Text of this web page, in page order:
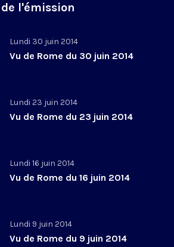
l'émission
Lundi 30 juin 2014
Vu de Rome du 30 juin 2014
Lundi 23 juin 2014
Vu de Rome du 23 juin 2014
Lundi 16 juin 2014
Vu de Rome du 16 juin 2014
Lundi 9 juin 2014
Vu de Rome du 9 juin 2014